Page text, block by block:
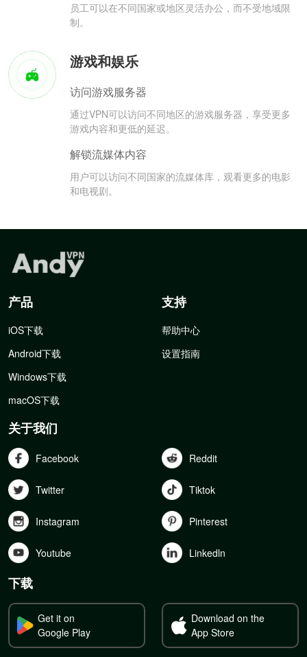
员工可以在不同国家或地区灵活办公，而不受地域限
制。
游戏和娱乐
访问游戏服务器
通过VPN可以访问不同地区的游戏服务器，享受更多
游戏内容和更低的延迟。
解锁流媒体内容
用户可以访问不同国家的流媒体库，观看更多的电影
和电视剧。
产品
iOS下载
Android下载
Windows下载
macOS下载
支持
帮助中心
设置指南
关于我们
Facebook Reddit
Twitter Tiktok
Instagram Pinterest
Youtube Linkedln
下载
Get it on
Google Play
Download on the
App Store